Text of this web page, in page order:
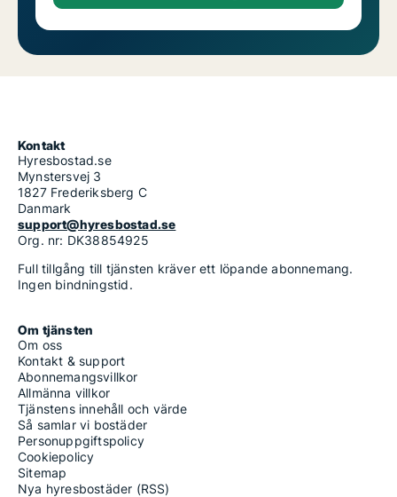
Kontakt
Hyresbostad.se
Mynstersvej 3
1827 Frederiksberg C
Danmark
support@hyresbostad.se
Org. nr: DK38854925
Full tillgång till tjänsten kräver ett löpande abonnemang.
Ingen bindningstid.
Om tjänsten
Om oss
Kontakt & support
Abonnemangsvillkor
Allmänna villkor
Tjänstens innehåll och värde
Så samlar vi bostäder
Personuppgiftspolicy
Cookiepolicy
Sitemap
Nya hyresbostäder (RSS)